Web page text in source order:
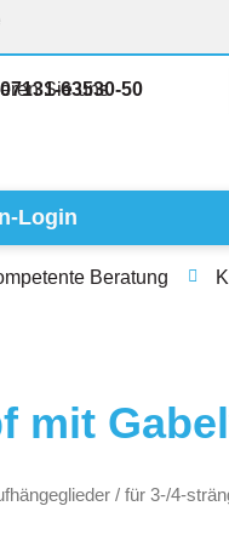
Sie uns
63530-50
Login
Beratung
mit
/ für 3-/4-